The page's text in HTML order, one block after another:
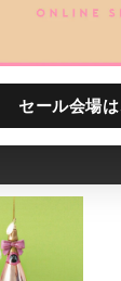
関連キー